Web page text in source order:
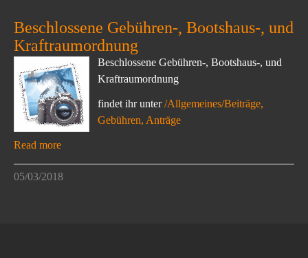
Beschlossene Gebühren-, Bootshaus-, und
Kraftraumordnung
Beschlossene Gebühren-, Bootshaus-, und
Kraftraumordnung
findet ihr unter/Allgemeines/Beiträge,
Gebühren, Anträge
Read more
05/03/2018